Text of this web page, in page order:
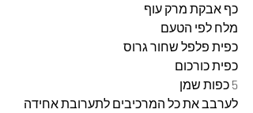
כף אבקת מרק עוף
מלח לפי הטעם
כפית פלפל שחור גרוס
כפית כורכום
5 כפות שמן
לערבב את כל המרכיבים לתערובת אחידה